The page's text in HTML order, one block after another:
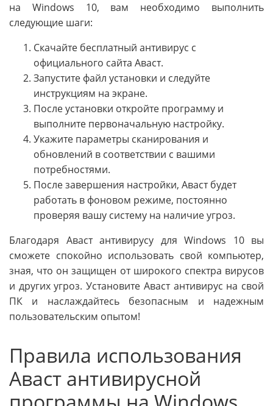
на Windows 10, вам необходимо выполнить
следующие шаги:
Скачайте бесплатный антивирус с
официального сайта Аваст.
Запустите файл установки и следуйте
инструкциям на экране.
После установки откройте программу и
выполните первоначальную настройку.
Укажите параметры сканирования и
обновлений в соответствии с вашими
потребностями.
После завершения настройки, Аваст будет
работать в фоновом режиме, постоянно
проверяя вашу систему на наличие угроз.
Благодаря Аваст антивирусу для Windows 10 вы
сможете спокойно использовать свой компьютер,
зная, что он защищен от широкого спектра вирусов
и других угроз. Установите Аваст антивирус на свой
ПК и наслаждайтесь безопасным и надежным
пользовательским опытом!
Правила использования
Аваст антивирусной